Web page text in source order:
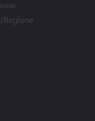
Regione